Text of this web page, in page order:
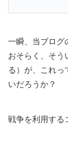
一瞬、当ブログ
おそらく、そう
る）が、これっ
いだろうか？
戦争を利用する